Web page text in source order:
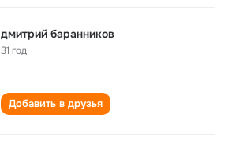
дмитрий баранников
31 год
Добавить в друзья